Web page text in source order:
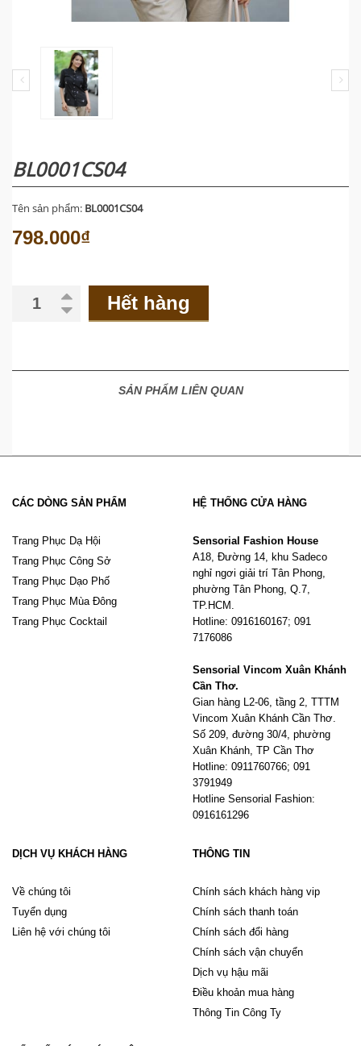
BL0001CS04
Tên sản phẩm: BL0001CS04
798.000₫
Hết hàng
SẢN PHẨM LIÊN QUAN
CÁC DÒNG SẢN PHẨM
Trang Phục Dạ Hội
Trang Phục Công Sở
Trang Phục Dạo Phố
Trang Phục Mùa Đông
Trang Phục Cocktail
HỆ THỐNG CỬA HÀNG
Sensorial Fashion House
A18, Đường 14, khu Sadeco
nghỉ ngơi giải trí Tân Phong,
phường Tân Phong, Q.7,
TP.HCM.
Hotline: 0916160167; 091
7176086
Sensorial Vincom Xuân Khánh
Cần Thơ.
Gian hàng L2-06, tầng 2, TTTM
Vincom Xuân Khánh Cần Thơ.
Số 209, đường 30/4, phường
Xuân Khánh, TP Cần Thơ
Hotline: 0911760766; 091
3791949
Hotline Sensorial Fashion:
0916161296
DỊCH VỤ KHÁCH HÀNG
Về chúng tôi
Tuyển dụng
Liên hệ với chúng tôi
THÔNG TIN
Chính sách khách hàng vip
Chính sách thanh toán
Chính sách đổi hàng
Chính sách vận chuyển
Dịch vụ hậu mãi
Điều khoản mua hàng
Thông Tin Công Ty